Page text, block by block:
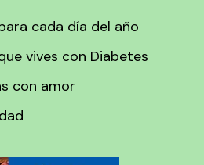
cada día del año
vives con Diabetes
con amor